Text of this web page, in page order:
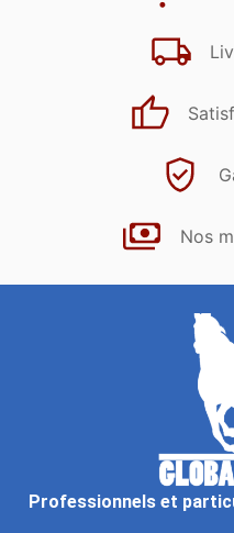
Nos
Professionnels et